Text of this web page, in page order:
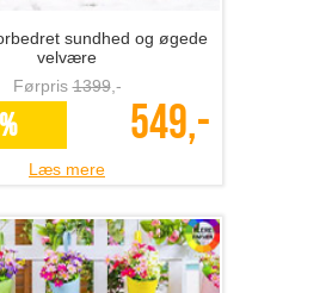
sundhed og øgede
velvære
Førpris1399,-
549,-
Læs mere